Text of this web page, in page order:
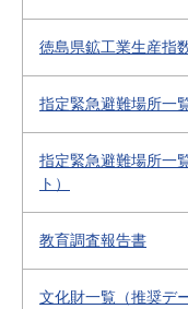
徳島県鉱工業生産指
指定緊急避難場所一
指定緊急避難場所一
ト）
教育調査報告書
文化財一覧（推奨デ